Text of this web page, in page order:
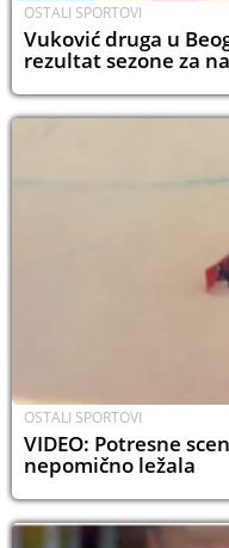
OSTALI SPORTOVI
Vuković druga u
rezultat sezone za
OSTALI SPORTOVI
VIDEO: Potresne
nepomično ležala